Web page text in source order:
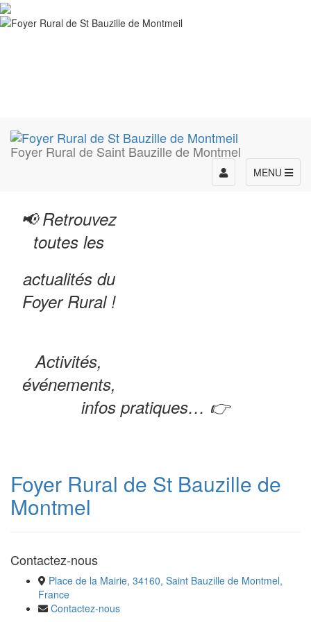
Foyer Rural de Saint Bauzille de Montmel
MENU
Toggle
navigation
📢 Retrouvez
toutes les
actualités du
Foyer Rural !
Activités,
événements,
infos pratiques… 👉
Foyer Rural de St Bauzille de
Montmel
Contactez-nous
Place de la Mairie, 34160, Saint Bauzille de Montmel,
France
Contactez-nous